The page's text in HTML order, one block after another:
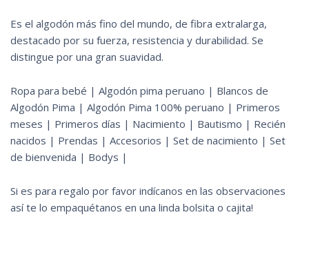
Es el algodón más fino del mundo, de fibra extralarga,
destacado por su fuerza, resistencia y durabilidad. Se
distingue por una gran suavidad.
Ropa para bebé | Algodón pima peruano | Blancos de
Algodón Pima | Algodón Pima 100% peruano | Primeros
meses | Primeros días | Nacimiento | Bautismo | Recién
nacidos | Prendas | Accesorios | Set de nacimiento | Set
de bienvenida | Bodys |
Si es para regalo por favor indícanos en las observaciones
así te lo empaquétanos en una linda bolsita o cajita!